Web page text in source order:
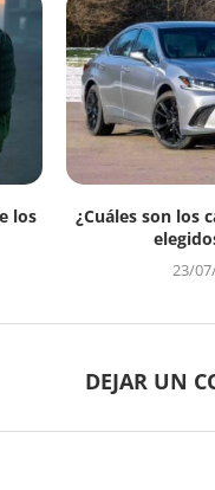
los
¿Cuáles son los
23/
DEJAR UN